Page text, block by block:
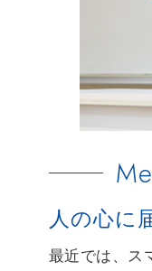
人の心に
最近では、ス